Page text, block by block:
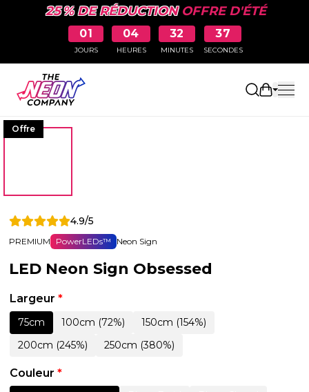
25 % DE RÉDUCTIONOFFRE D'ÉTÉ
01
JOURS
04
HEURES
32
MINUTES
36
SECONDES
Ouvrir
Offre
4.9/5
PREMIUM PowerLEDs™ Neon Sign
LED Neon Sign Obsessed
Largeur *
75cm 100cm (72%)
150cm (154%)
200cm (245%)
250cm (380%)
Couleur *